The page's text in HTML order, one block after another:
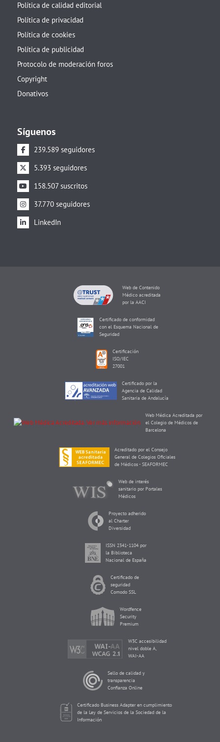
Política de calidad editorial
Política de privacidad
Política de cookies
Política de publicidad
Protocolo de moderación foros
Copyright
Donativos
Síguenos
239.589 seguidores
5.393 seguidores
158.507 suscritos
37.770 seguidores
LinkedIn
Web de Contenido
Médico acreditada
por la AACI
Certificado de conformidad
con el Esquema Nacional de
Seguridad
Certificación
ISO/IEC
27001
Certificado por la
Agencia de Calidad
Sanitaria de Andalucía
Web Médica Acreditada por
el Colegio de Médicos de
Barcelona
Acreditado por el Consejo
General de Colegios Oficiales
de Médicos - SEAFORMEC
Web de interés
sanitario por Portales
Médicos
Proyecto adherido
al Charter
Diversidad
ISSN 2341-1104 por
la Biblioteca
Nacional de España
Certificado de
seguridad
Comodo SSL
Wordfence
Security
Premium
W3C accesibilidad
nivel doble A,
WAI-AA
Sello de calidad y
transparencia
Confianza Online
Certificado Business Adapter en cumplimiento
de la Ley de Servicios de la Sociedad de la
Información